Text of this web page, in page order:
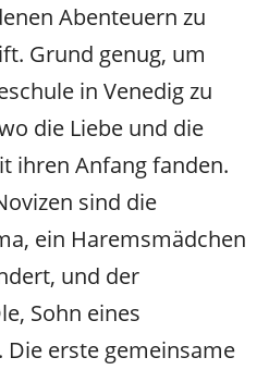
Abenteuern zu
Grund genug, um
in Venedig zu
die Liebe und die
ihren Anfang fanden.
sind die
ein Haremsmädchen
und der
Sohn eines
erste gemeinsame